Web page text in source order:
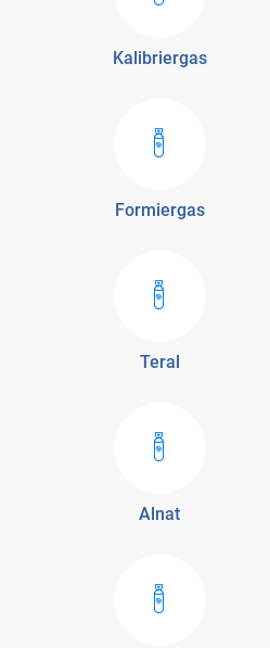
Kalibriergas
Formiergas
Teral
Alnat